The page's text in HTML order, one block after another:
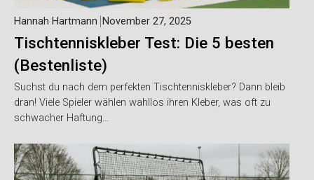
Tischtenniskleber Test: Die 5 besten
(Bestenliste)
Hannah Hartmann November 27, 2025
Suchst du nach dem perfekten Tischtenniskleber? Dann bleib
dran! Viele Spieler wählen wahllos ihren Kleber, was oft zu
schwacher Haftung…